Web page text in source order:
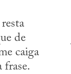
de
caiga
frase.